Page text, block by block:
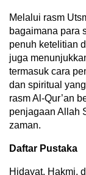
Melalui rasm
bagaimana para
penuh ketelitian
juga
termasuk cara
dan spiritual
rasm Al-Qur’an
penjagaan Allah
zaman.
Daftar Pustaka
Hidayat, Hakmi,